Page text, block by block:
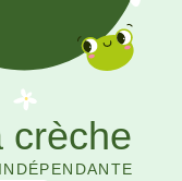
(14280)
crèche